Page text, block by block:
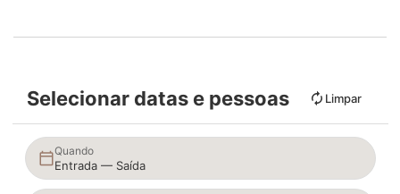
Selecionar datas e pessoas Limpar
Quando
Entrada — Saída